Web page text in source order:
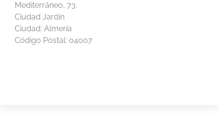
Mediterráneo, 73.
Ciudad Jardín
Ciudad: Almería
Código Postal: 04007